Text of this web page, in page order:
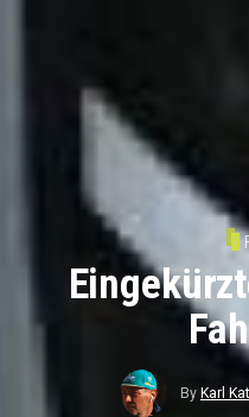
By Karl